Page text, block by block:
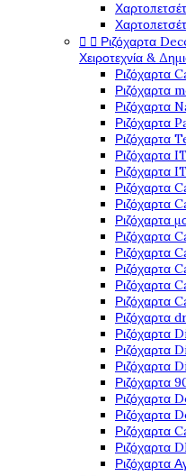
  Ριζόχαρτα
Χειροτεχνία &
Ριζόχαρτα
Ριζόχαρτα
Ριζόχαρτα
Ριζόχαρτα
Ριζόχαρτα
Ριζόχαρτα
Ριζόχαρτα
Ριζόχαρτα
Ριζόχαρτα
Ριζόχαρτα
Ριζόχαρτα
Ριζόχαρτα
Ριζόχαρτα
Ριζόχαρτα
Ριζόχαρτα
Ριζόχαρτα
Ριζόχαρτα
Ριζόχαρτα
Ριζόχαρτα
Ριζόχαρτα
Ριζόχαρτα
Ριζόχαρτα
Ριζόχαρτα
Ριζόχαρτα
Ριζόχαρτα